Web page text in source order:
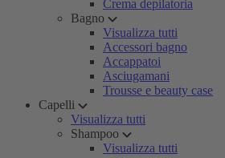
Crema depilatoria
Bagno
Visualizza tutti
Accessori bagno
Accappatoi
Asciugamani
Trousse e beauty case
Capelli
Visualizza tutti
Shampoo
Visualizza tutti